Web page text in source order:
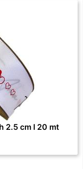
2.5 cm l 20 mt